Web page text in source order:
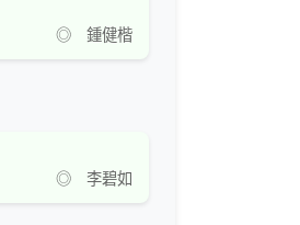
◎ 鍾健楷
◎ 李碧如